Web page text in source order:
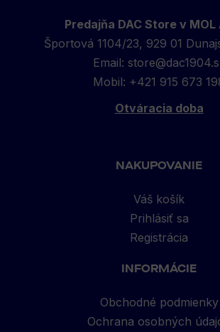
Predajňa DAC Store v
Športová 1104/23, 929 01
Email:
Mobil: +421 915 673
Otváracia doba
NAKUPOVANIE
Váš košík
Prihlásiť sa
Registrácia
INFORMÁCIE
Obchodné podmienky
Ochrana osobných